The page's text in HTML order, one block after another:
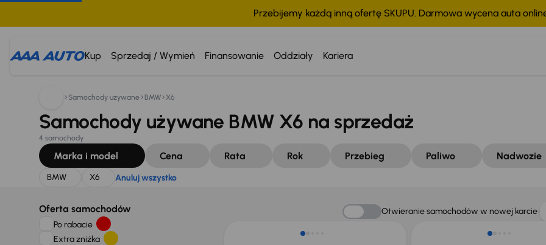
Przebijemy każdą inną ofertę SKUPU. Darmowa wycena auta
Kup Sprzedaj / Wymień Finansowanie Oddziały Kariera
Szukam: Anuluj wszystko
Samochody używane BMW X6
Samochody używane BMW X6 na sprzedaż
4 samochody
Marka i model Cena Rata Rok Przebieg Paliwo Nadwozie
BMW X6 Anuluj wszystko
Oferta samochodów
Po rabacie
Extra zniżka
Otwieranie samochodów w nowej karcie